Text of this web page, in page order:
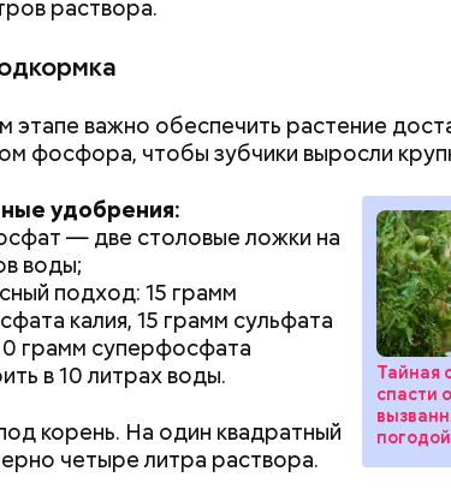
раствора.
этапе важно обеспечить растение
фосфора, чтобы зубчики выросли
Тайная
спасти
погодой
удобрения:
— две столовые ложки на
воды;
подход: 15 грамм
калия, 15 грамм сульфата
грамм суперфосфата
в 10 литрах воды.
корень. На один квадратный
четыре литра раствора.